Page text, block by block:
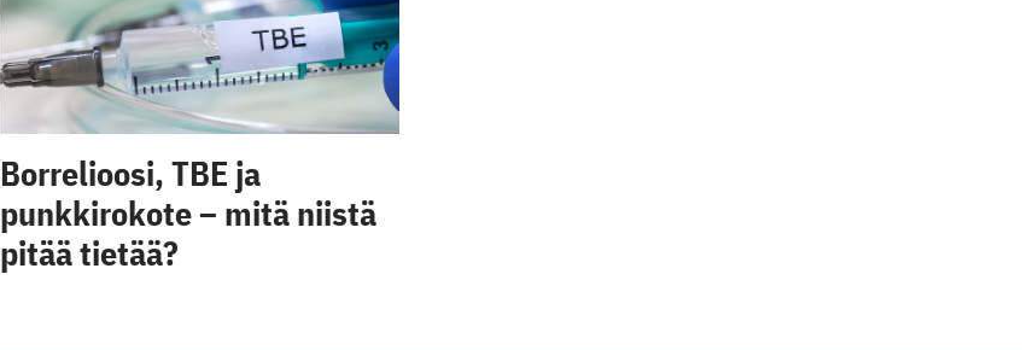
Borrelioosi, TBE ja
punkkirokote – mitä niistä
pitää tietää?